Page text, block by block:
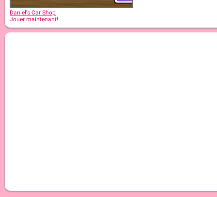
Daniel's Car Shop
Jouer maintenant!